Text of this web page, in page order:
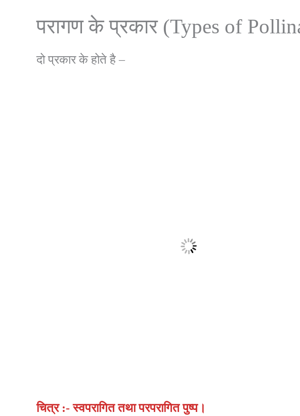
परागण के प्रकार (Types of
दो प्रकार के होते है –
चित्र :- स्वपरागित तथा परपरागित पुष्प।